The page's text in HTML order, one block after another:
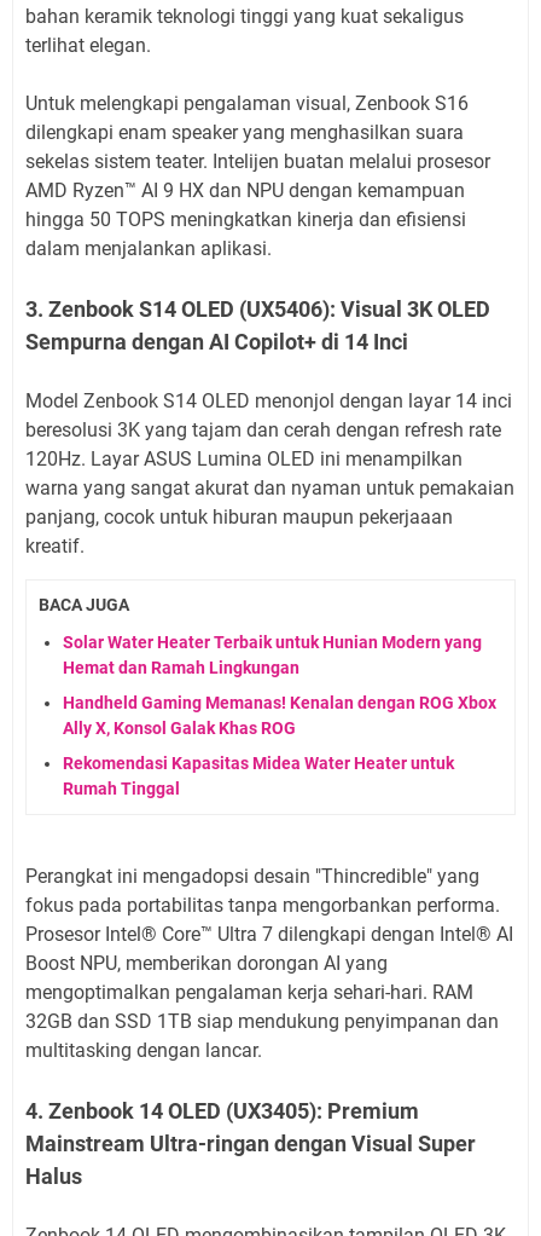
bahan keramik teknologi tinggi yang kuat sekaligus
terlihat elegan.
Untuk melengkapi pengalaman visual, Zenbook S16
dilengkapi enam speaker yang menghasilkan suara
sekelas sistem teater. Intelijen buatan melalui prosesor
AMD Ryzen™️ AI 9 HX dan NPU dengan kemampuan
hingga 50 TOPS meningkatkan kinerja dan efisiensi
dalam menjalankan aplikasi.
3. Zenbook S14 OLED (UX5406): Visual 3K OLED
Sempurna dengan AI Copilot+ di 14 Inci
Model Zenbook S14 OLED menonjol dengan layar 14 inci
beresolusi 3K yang tajam dan cerah dengan refresh rate
120Hz. Layar ASUS Lumina OLED ini menampilkan
warna yang sangat akurat dan nyaman untuk pemakaian
panjang, cocok untuk hiburan maupun pekerjaaan
kreatif.
BACA JUGA
Solar Water Heater Terbaik untuk Hunian Modern yang
Hemat dan Ramah Lingkungan
Handheld Gaming Memanas! Kenalan dengan ROG Xbox
Ally X, Konsol Galak Khas ROG
Rekomendasi Kapasitas Midea Water Heater untuk
Rumah Tinggal
Perangkat ini mengadopsi desain "Thincredible" yang
fokus pada portabilitas tanpa mengorbankan performa.
Prosesor Intel®️ Core™️ Ultra 7 dilengkapi dengan Intel®️ AI
Boost NPU, memberikan dorongan AI yang
mengoptimalkan pengalaman kerja sehari-hari. RAM
32GB dan SSD 1TB siap mendukung penyimpanan dan
multitasking dengan lancar.
4. Zenbook 14 OLED (UX3405): Premium
Mainstream Ultra-ringan dengan Visual Super
Halus